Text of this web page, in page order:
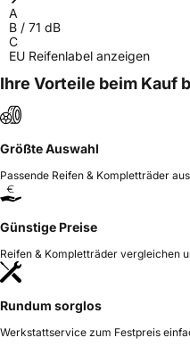
A
B / 71 dB
C
EU Reifenlabel anzeigen
Ihre Vorteile beim Kauf
Größte Auswahl
Passende Reifen & Kompletträder
Günstige Preise
Reifen & Kompletträder vergleichen
Rundum sorglos
Werkstattservice zum Festpreis